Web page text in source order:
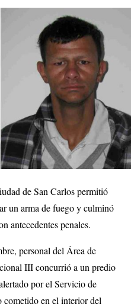
de San Carlos permitió
un arma de fuego y culminó
antecedentes penales.
personal del Área de
III concurrió a un predio
por el Servicio de
cometido en el interior del